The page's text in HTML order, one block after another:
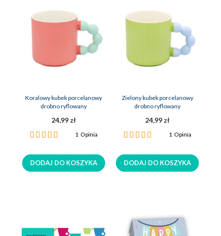
Koralowy kubek porcelanowy
drobno ryflowany
24,99 zł
Ocena:
1 Opinia
DODAJ DO KOSZYKA
Zielony kubek porcelanowy
drobno ryflowany
24,99 zł
Ocena:
1Opinia
DODAJ DO KOSZYKA